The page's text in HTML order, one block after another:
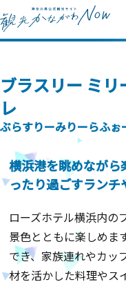
ブラスリー ミ
レ
ぶらすりーみりーらふぉ
横浜港を眺めなが
ったり過ごすランチ
ローズホテル横浜内の
景色とともに楽しめま
でき、家族連れやカッ
材を活かした料理やス